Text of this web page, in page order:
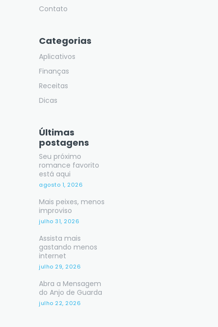
Contato
Categorias
Aplicativos
Finanças
Receitas
Dicas
Últimas
postagens
Seu próximo
romance favorito
está aqui
agosto 1, 2026
Mais peixes, menos
improviso
julho 31, 2026
Assista mais
gastando menos
internet
julho 29, 2026
Abra a Mensagem
do Anjo de Guarda
julho 22, 2026